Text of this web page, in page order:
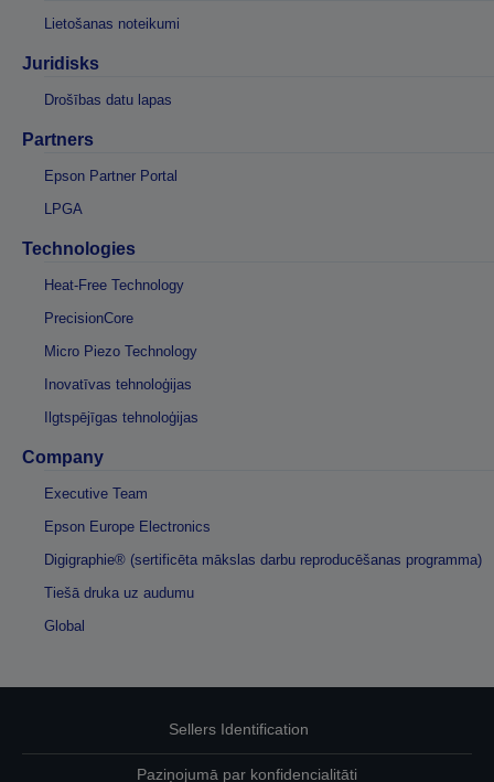
Lietošanas noteikumi
Juridisks
Drošības datu lapas
Partners
Epson Partner Portal
LPGA
Technologies
Heat-Free Technology
PrecisionCore
Micro Piezo Technology
Inovatīvas tehnoloģijas
Ilgtspējīgas tehnoloģijas
Company
Executive Team
Epson Europe Electronics
Digigraphie® (sertificēta mākslas darbu reproducēšanas programma)
Tiešā druka uz audumu
Global
Sellers Identification
Paziņojumā par konfidencialitāti